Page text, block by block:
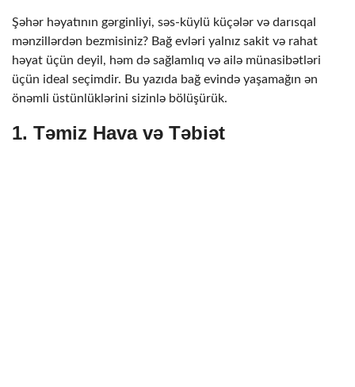
Şəhər həyatının gərginliyi, səs-küylü küçələr və darısqal
mənzillərdən bezmisiniz? Bağ evləri yalnız sakit və rahat
həyat üçün deyil, həm də sağlamlıq və ailə münasibətləri
üçün ideal seçimdir. Bu yazıda bağ evində yaşamağın ən
önəmli üstünlüklərini sizinlə bölüşürük.
1. Təmiz Hava və Təbiət